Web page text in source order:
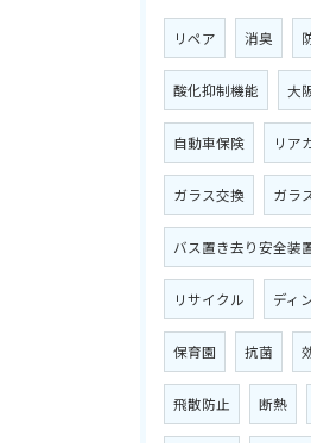
リペア 消臭
酸化抑制機能 大
自動車保険 リア
ガラス交換 ガラ
バス置き去り安全装
リサイクル ディ
保育園 抗菌
飛散防止 断熱